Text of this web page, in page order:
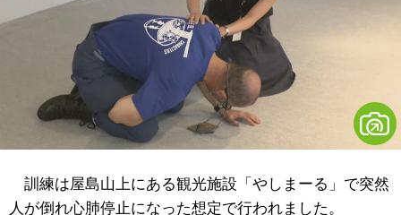
訓練は屋島山上にある観光施設「やしまーる」で突然
人が倒れ心肺停止になった想定で行われました。